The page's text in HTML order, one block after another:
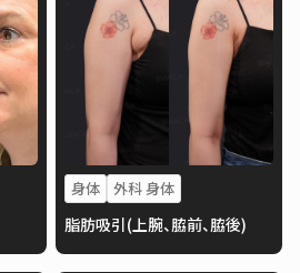
身体 外科 身体
脂肪吸引(上腕、脇前、脇後)